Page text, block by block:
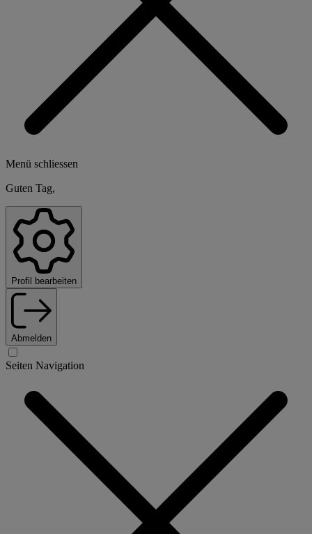
Menü schliessen
Guten Tag,
Profil bearbeiten
Abmelden
Seiten Navigation